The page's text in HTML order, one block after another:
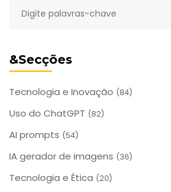
&Secções
Tecnologia e Inovação (84)
Uso do ChatGPT (82)
AI prompts (54)
IA gerador de imagens (36)
Tecnologia e Ética (20)